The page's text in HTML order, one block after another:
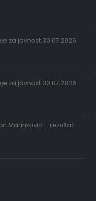
za javnost 30.07.2026.
za javnost 30.07.2026.
Marinković – rezultati